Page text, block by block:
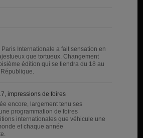
Internationale a fait sensation en
que tortueux. Changement
édition qui se tiendra du 18 au
impressions de foires
encore, largement tenu ses
programmation de foires
internationales que véhicule une
et chaque année